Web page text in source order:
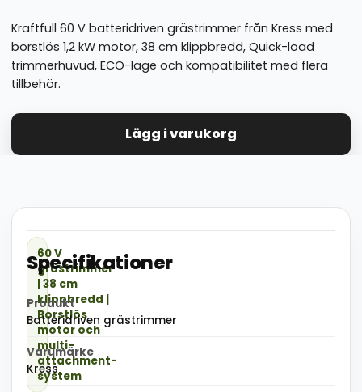
Kraftfull 60 V batteridriven grästrimmer från Kress med
borstlös 1,2 kW motor, 38 cm klippbredd, Quick-load
trimmerhuvud, ECO-läge och kompatibilitet med flera
tillbehör.
Lägg i varukorg
60 V
grästrimmer
| 38 cm
klippbredd |
Borstlös
motor och
multi-
attachment-
system
Specifikationer
Produkt
Batteridriven grästrimmer
Varumärke
Kress